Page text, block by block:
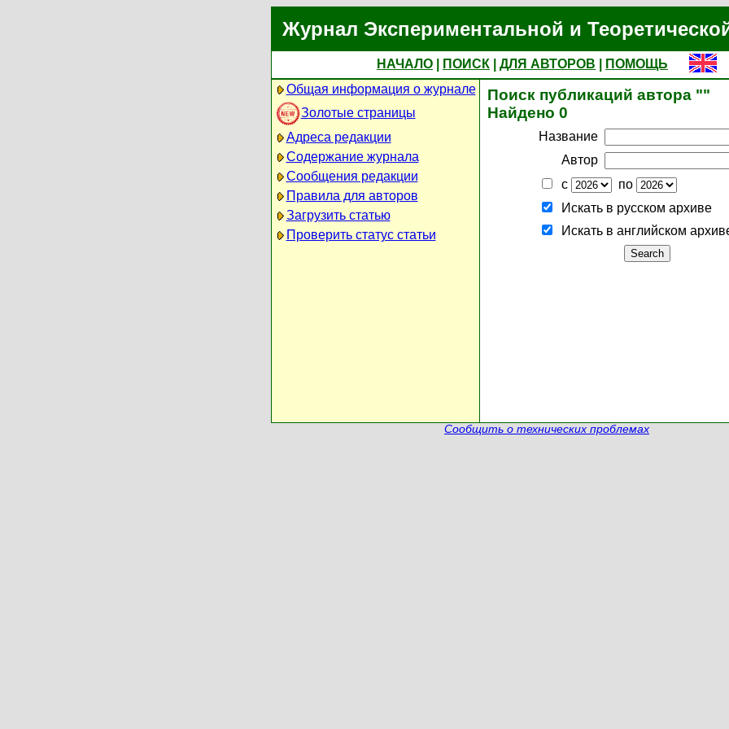
Журнал Экспериментальной и
НАЧАЛО ПОИСК ДЛЯ АВТОРОВ
ПОМОЩЬ
Общая информация о журнале
Золотые страницы
Адреса редакции
Содержание журнала
Сообщения редакции
Правила для авторов
Загрузить статью
Проверить статус статьи
Поиск публикаций автора ""
Найдено 0
Название
Автор
с
по
Искать в русском архиве
Искать в английском
Сообщить о технических проблемах